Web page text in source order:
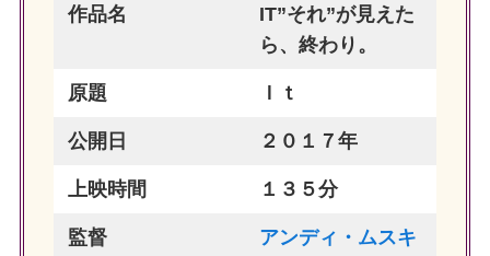
作品名
IT”それ”が見えた
ら、終わり。
原題 Ｉｔ
公開日 ２０１７年
上映時間 １３５分
監督
アンディ・ムスキ